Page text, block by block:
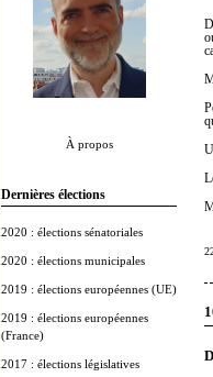
À propos
Dernières élections
2020 : élections sénatoriales
2020 : élections municipales
2019 : élections européennes (UE)
2019 : élections européennes
(France)
2017 : élections législatives